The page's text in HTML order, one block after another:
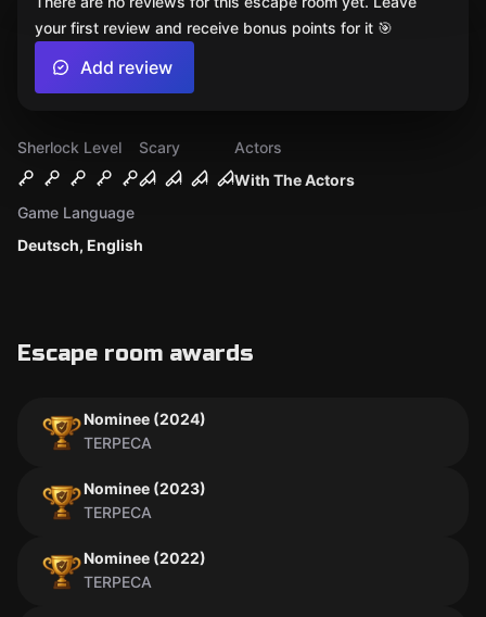
Sherlock Level
Scary
With The Actors
Actors
Deutsch, English
Game Language
Escape room awards
Nominee (2024)
TERPECA
Nominee (2023)
TERPECA
Nominee (2022)
TERPECA
your first review and receive bonus points for it 🎯
Add review